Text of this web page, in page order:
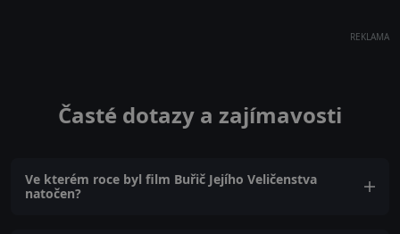
REKLAMA
Časté dotazy a zajímavosti
Ve kterém roce byl film Buřič Jejího Veličenstva
natočen?